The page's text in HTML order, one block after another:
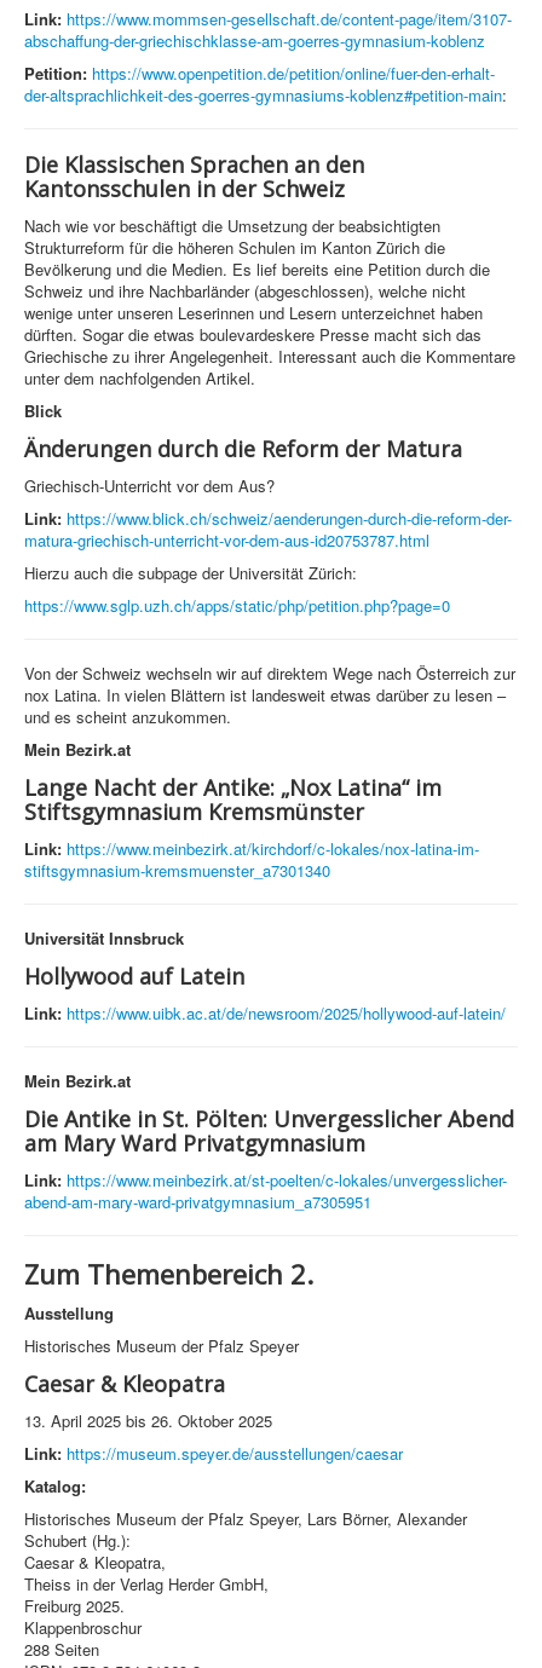
Link: https://www.mommsen-gesellschaft.de/content-page/item/3107-
abschaffung-der-griechischklasse-am-goerres-gymnasium-koblenz
Petition: https://www.openpetition.de/petition/online/fuer-den-erhalt-
der-altsprachlichkeit-des-goerres-gymnasiums-koblenz#petition-main:
Die Klassischen Sprachen an den
Kantonsschulen in der Schweiz
Nach wie vor beschäftigt die Umsetzung der beabsichtigten
Strukturreform für die höheren Schulen im Kanton Zürich die
Bevölkerung und die Medien. Es lief bereits eine Petition durch die
Schweiz und ihre Nachbarländer (abgeschlossen), welche nicht
wenige unter unseren Leserinnen und Lesern unterzeichnet haben
dürften. Sogar die etwas boulevardeskere Presse macht sich das
Griechische zu ihrer Angelegenheit. Interessant auch die Kommentare
unter dem nachfolgenden Artikel.
Blick
Änderungen durch die Reform der Matura
Griechisch-Unterricht vor dem Aus?
Link: https://www.blick.ch/schweiz/aenderungen-durch-die-reform-der-
matura-griechisch-unterricht-vor-dem-aus-id20753787.html
Hierzu auch die subpage der Universität Zürich:
https://www.sglp.uzh.ch/apps/static/php/petition.php?page=0
Von der Schweiz wechseln wir auf direktem Wege nach Österreich zur
nox Latina. In vielen Blättern ist landesweit etwas darüber zu lesen –
und es scheint anzukommen.
Mein Bezirk.at
Lange Nacht der Antike: „Nox Latina“ im
Stiftsgymnasium Kremsmünster
Link: https://www.meinbezirk.at/kirchdorf/c-lokales/nox-latina-im-
stiftsgymnasium-kremsmuenster_a7301340
Universität Innsbruck
Hollywood auf Latein
Link: https://www.uibk.ac.at/de/newsroom/2025/hollywood-auf-latein/
Mein Bezirk.at
Die Antike in St. Pölten: Unvergesslicher Abend
am Mary Ward Privatgymnasium
Link: https://www.meinbezirk.at/st-poelten/c-lokales/unvergesslicher-
abend-am-mary-ward-privatgymnasium_a7305951
Zum Themenbereich 2.
Ausstellung
Historisches Museum der Pfalz Speyer
Caesar & Kleopatra
13. April 2025 bis 26. Oktober 2025
Link: https://museum.speyer.de/ausstellungen/caesar
Katalog:
Historisches Museum der Pfalz Speyer, Lars Börner, Alexander
Schubert (Hg.):
Caesar & Kleopatra,
Theiss in der Verlag Herder GmbH,
Freiburg 2025.
Klappenbroschur
288 Seiten